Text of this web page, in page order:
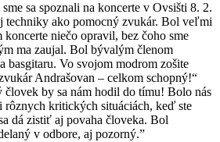
sa spoznali na koncerte v Ovsišti 8. 2.
techniky ako pomocný zvukár. Bol veľmi
niečo opravil, bez čoho sme
ma zaujal. Bol bývalým členom
basgitaru. Vo svojom modrom zošite
Andrašovan – celkom schopný!“
človek by sa nám hodil do tímu! Bolo nás
rôznych kritických situáciách, keď ste
dá zistiť aj povaha človeka. Bol
v odbore, aj pozorný.”